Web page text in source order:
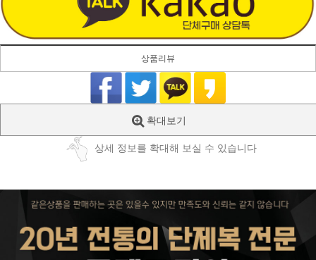
상품리뷰
확대보기
상세 정보를 확대해 보실 수 있습니다